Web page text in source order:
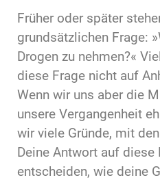
Früher oder später
grundsätzlichen Frage:
Drogen zu nehmen?«
diese Frage nicht auf
Wenn wir uns aber die
unsere Vergangenheit
wir viele Gründe, mit
Deine Antwort auf diese
entscheiden, wie deine